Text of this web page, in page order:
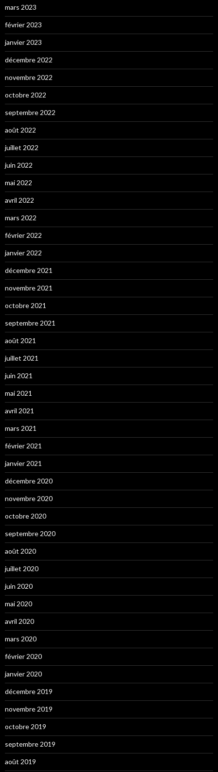
mars 2023
février 2023
janvier 2023
décembre 2022
novembre 2022
octobre 2022
septembre 2022
août 2022
juillet 2022
juin 2022
mai 2022
avril 2022
mars 2022
février 2022
janvier 2022
décembre 2021
novembre 2021
octobre 2021
septembre 2021
août 2021
juillet 2021
juin 2021
mai 2021
avril 2021
mars 2021
février 2021
janvier 2021
décembre 2020
novembre 2020
octobre 2020
septembre 2020
août 2020
juillet 2020
juin 2020
mai 2020
avril 2020
mars 2020
février 2020
janvier 2020
décembre 2019
novembre 2019
octobre 2019
septembre 2019
août 2019